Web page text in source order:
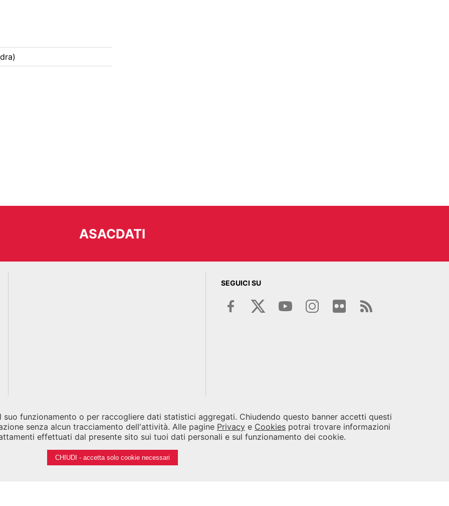
ASACDATI
SEGUICI SU
funzionamento o per raccogliere dati statistici aggregati. Chiudendo questo banner accetti questi
senza alcun tracciamento dell'attività. Alle pagine Privacy e Cookies potrai trovare informazioni
effettuati dal presente sito sui tuoi dati personali e sul funzionamento dei cookie.
CHIUDI - accetta solo cookie necessari